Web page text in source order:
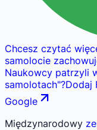
Chcesz czytać
samolocie
Naukowcy patrzyli
samolotach"?Dodaj
Google
Międzynarodowy